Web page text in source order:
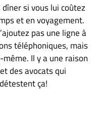
si vous lui coûtez
et en voyagement.
pas une ligne à
téléphoniques, mais
Il y a une raison
des avocats qui
ça!